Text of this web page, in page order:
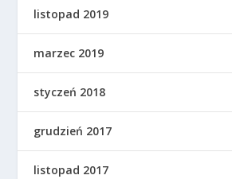
listopad 2019
marzec 2019
styczeń 2018
grudzień 2017
listopad 2017